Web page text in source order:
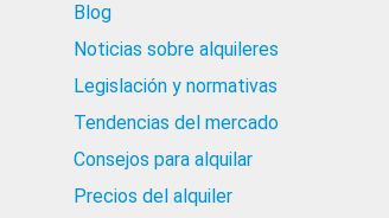
Blog
Noticias sobre alquileres
Legislación y normativas
Tendencias del mercado
Consejos para alquilar
Precios del alquiler